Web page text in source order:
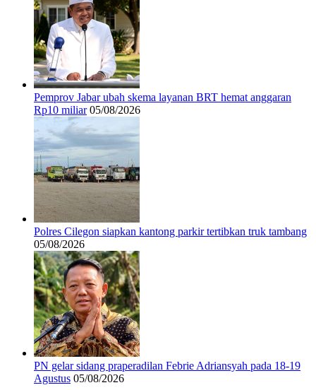
Pemprov Jabar ubah skema layanan BRT hemat anggaran
Rp10 miliar 05/08/2026
Polres Cilegon siapkan kantong parkir tertibkan truk tambang
05/08/2026
PN gelar sidang praperadilan Febrie Adriansyah pada 18-19
Agustus 05/08/2026